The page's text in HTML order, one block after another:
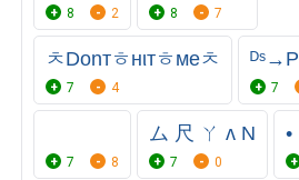
8 2 8 7
ㅊDonтㅎнιтㅎмeㅊ
7 4 7
7 8
ム 尺 ㄚ ʌ N
7 0
•